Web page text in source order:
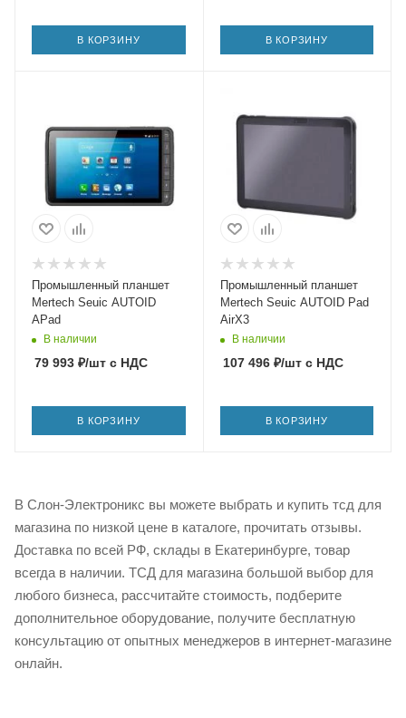
В КОРЗИНУ В КОРЗИНУ
Промышленный планшет
Mertech Seuic AUTOID
APad
В наличии
79 993 ₽/шт с НДС
В КОРЗИНУ
Промышленный планшет
Mertech Seuic AUTOID Pad
AirX3
В наличии
107 496₽/штс НДС
В КОРЗИНУ
В Слон-Электроникс вы можете выбрать и купить тсд для
магазина по низкой цене в каталоге, прочитать отзывы.
Доставка по всей РФ, склады в Екатеринбурге, товар
всегда в наличии. ТСД для магазина большой выбор для
любого бизнеса, рассчитайте стоимость, подберите
дополнительное оборудование, получите бесплатную
консультацию от опытных менеджеров в интернет-магазине
онлайн.